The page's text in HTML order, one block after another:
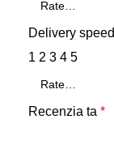
Delivery speed
1 2 3 4 5
Recenzia ta *